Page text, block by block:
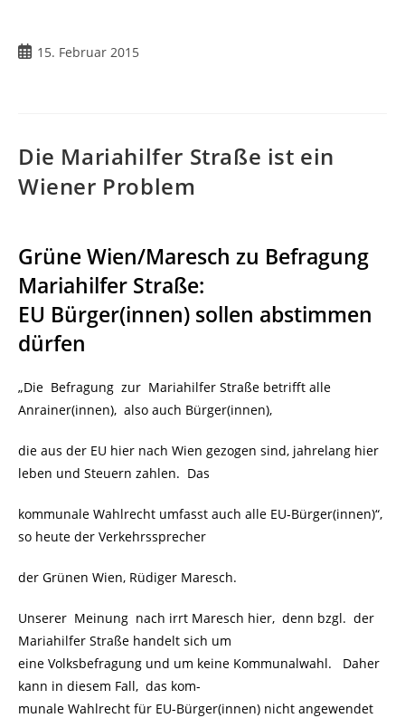
Beitrag15. Februar 2015
Die Mariahilfer Straße ist ein
Wiener Problem
Grüne Wien/Maresch zu Befragung
Mariahilfer Straße:
EU Bürger(innen) sollen abstimmen
dürfen
„Die Befragung zur Mariahilfer Straße betrifft alle
Anrainer(innen), also auch Bürger(innen),
die aus der EU hier nach Wien gezogen sind, jahrelang hier
leben und Steuern zahlen. Das
kommunale Wahlrecht umfasst auch alle EU-Bürger(innen)“,
so heute der Verkehrssprecher
der Grünen Wien, Rüdiger Maresch.
Unserer Meinung nach irrt Maresch hier, denn bzgl. der
Mariahilfer Straße handelt sich um
eine Volksbefragung und um keine Kommunalwahl. Daher
kann in diesem Fall, das kom-
munale Wahlrecht für EU-Bürger(innen) nicht angewendet